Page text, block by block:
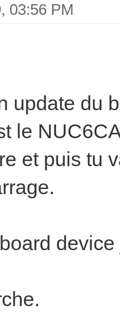
03:56 PM
update du
le
et puis tu